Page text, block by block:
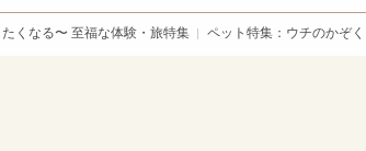
くなる〜 至福な体験・旅特集 ペット特集：ウチのかぞく